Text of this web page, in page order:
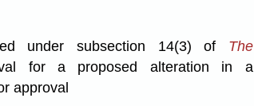
under subsection 14(3) of The
for a proposed alteration in a
approval